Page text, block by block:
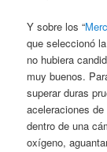
Y sobre los “
que seleccionó la
no hubiera
muy buenos.
superar duras
aceleraciones
dentro de una
oxígeno,